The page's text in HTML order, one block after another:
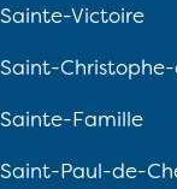
Sainte-Victoire
Saint-Christophe-
Sainte-Famille
Saint-Paul-de-